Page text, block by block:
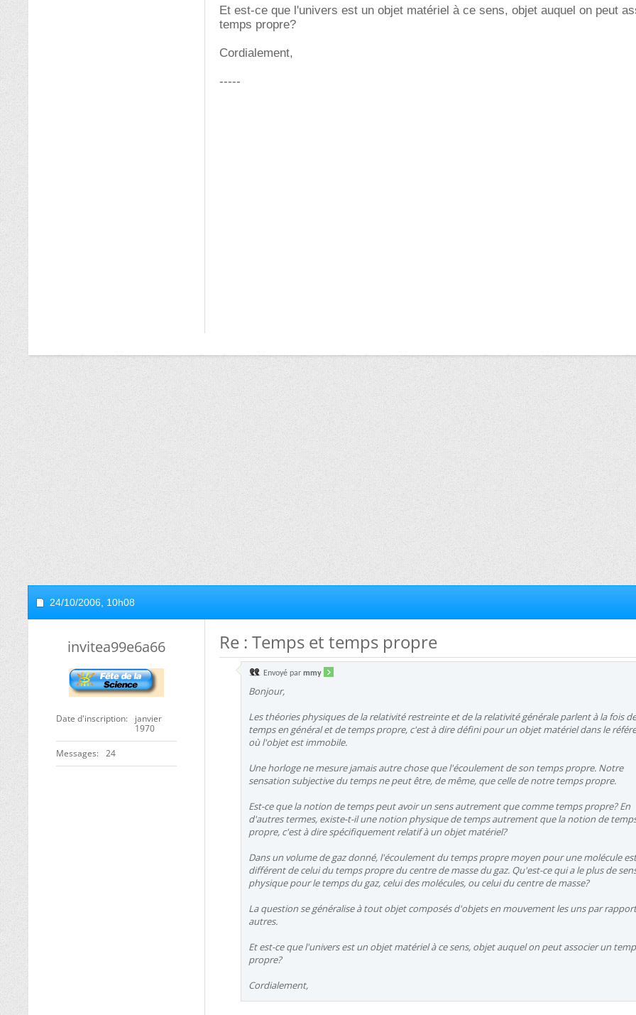
Et est-ce que l'univers est un objet matériel à ce sens, objet auquel on peut
temps propre?
Cordialement,
-----
24/10/2006, 10h08
invitea99e6a66
Date d'inscription
janvier
1970
Messages 24
Re : Temps et temps propre
Envoyé par mmy
Bonjour,
Les théories physiques de la relativité restreinte et de la relativité générale parlent à la fois de
temps en général et detemps propre, c'est à dire défini pour un objet matériel dans le
où l'objet est immobile.
Une horloge ne mesure jamais autre chose que l'écoulement de son temps propre. Notre
sensation subjective du temps ne peut être, de même, que celle de notre temps propre.
Est-ce que la notion de temps peut avoir un sens autrement que comme temps propre? En
d'autres termes, existe-t-il une notion physique de temps autrement que la notion de
propre, c'est à dire spécifiquement relatif à un objet matériel?
Dans un volume de gaz donné, l'écoulement du temps propre moyen pour une molécule est
différent de celui du temps propre du centre de masse du gaz. Qu'est-ce qui a le plus de
physique pour le temps du gaz, celui des molécules, ou celui du centre de masse?
La question se généralise à tout objet composés d'objets en mouvement les uns par
autres.
Et est-ce que l'univers est un objet matériel à ce sens, objet auquel on peut associer un
propre?
Cordialement,